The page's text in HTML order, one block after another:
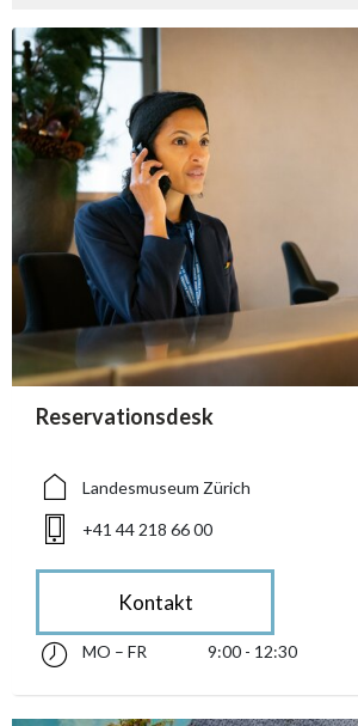
accessibility.sr-
Reservationsdesk
accessibility.sr-only.museum
Landesmuseum Zürich
accessibility.sr-only.phone
+41 44 218 66 00
Kontakt
accessibility.sr-only.opening_hours
Montag bis Freitag 09:00 - 12:30
MO – FR 9:00 - 12:30